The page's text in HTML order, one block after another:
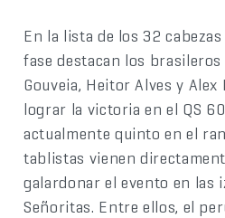
En la lista de los 32
fase destacan los brasileros
Gouveia, Heitor Alves y
lograr la victoria en el QS
actualmente quinto en el
tablistas vienen
galardonar el evento en las
Señoritas. Entre ellos, el